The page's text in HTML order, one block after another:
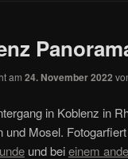
am 24. November 2022
in Koblenz in
und Mosel.
und beieinem